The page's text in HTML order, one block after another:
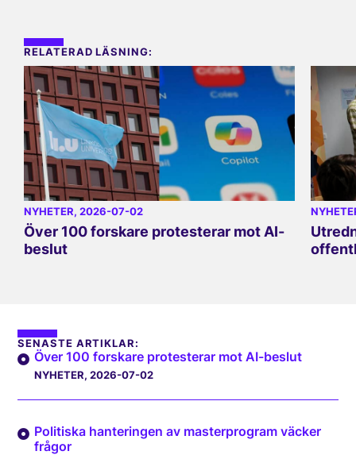
RELATERAD LÄSNING:
NYHETER, 2026-07-02
Över 100 forskare protesterar mot AI-
beslut
SENASTE ARTIKLAR:
Över 100 forskare protesterar mot AI-beslut
NYHETER, 2026-07-02
Politiska hanteringen av masterprogram väcker
frågor